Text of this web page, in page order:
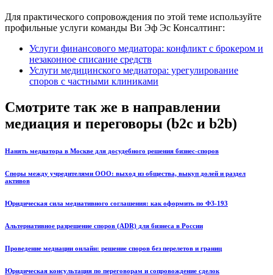
Для практического сопровождения по этой теме используйте
профильные услуги команды Ви Эф Эс Консалтинг:
Услуги финансового медиатора: конфликт с брокером и
незаконное списание средств
Услуги медицинского медиатора: урегулирование
споров с частными клиниками
Смотрите так же в направлении
медиация и переговоры (b2c и b2b)
Нанять медиатора в Москве для досудебного решения бизнес-споров
Споры между учредителями ООО: выход из общества, выкуп долей и раздел
активов
Юридическая сила медиативного соглашения: как оформить по ФЗ-193
Альтернативное разрешение споров (ADR) для бизнеса в России
Проведение медиации онлайн: решение споров без перелетов и границ
Юридическая консультация по переговорам и сопровождение сделок